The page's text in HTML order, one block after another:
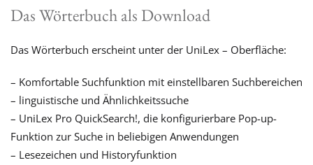
Das Wörterbuch als Download
Das Wörterbuch erscheint unter der UniLex – Oberfläche:
– Komfortable Suchfunktion mit einstellbaren Suchbereichen
– linguistische und Ähnlichkeitssuche
– UniLex Pro QuickSearch!, die konfigurierbare Pop-up-
Funktion zur Suche in beliebigen Anwendungen
– Lesezeichen und Historyfunktion